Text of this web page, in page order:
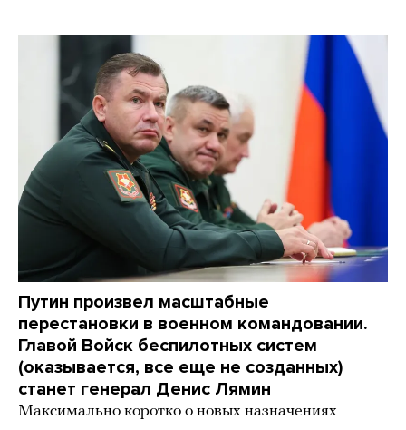
Путин произвел масштабные
перестановки в военном командовании.
Главой Войск беспилотных систем
(оказывается, все еще не созданных)
станет генерал Денис Лямин
Максимально коротко о новых назначениях